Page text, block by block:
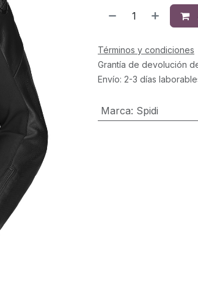
Términos y condiciones
Grantía de devolución
Envío: 2-3 días
Marca: Spidi